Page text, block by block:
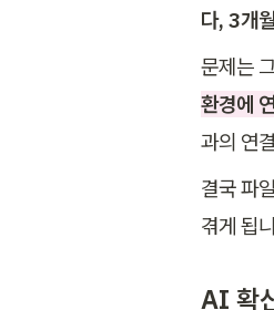
다, 3개
문제는
환경에
과의 연
결국 파
겪게 됩
AI 확